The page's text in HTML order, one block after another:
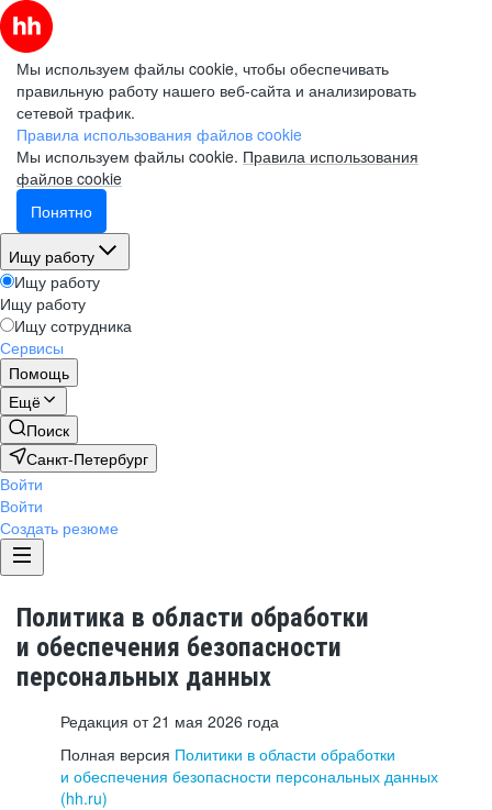
Мы используем файлы cookie, чтобы обеспечивать
правильную работу нашего веб-сайта и анализировать
сетевой трафик.
Правила использования файлов cookie
Мы используем файлы cookie. Правила использования
файлов cookie
Понятно
Ищу работу
Ищу работу
Ищу работу
Ищу сотрудника
Сервисы
Помощь
Ещё
Поиск
Санкт-Петербург
Войти
Войти
Создать резюме
Политика в области обработки
и обеспечения безопасности
персональных данных
Редакция от 21 мая 2026 года
Полная версия Политики в области обработки
и обеспечения безопасности персональных данных
(hh.ru)